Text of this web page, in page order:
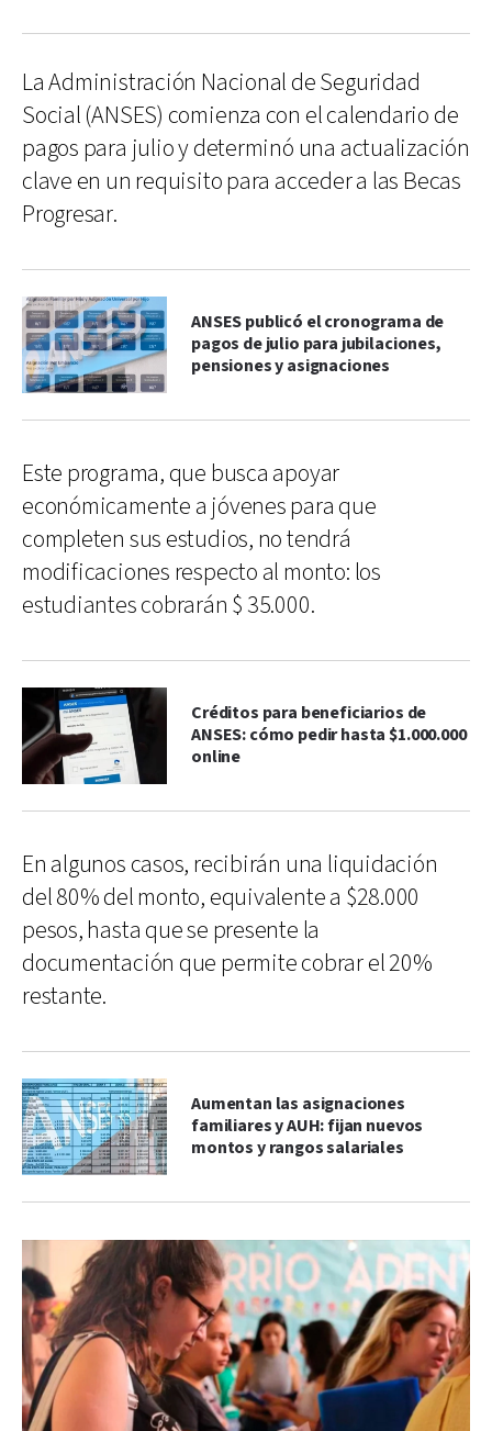
La Administración Nacional de Seguridad
Social (ANSES) comienza con el calendario de
pagos para julio y determinó una actualización
clave en un requisito para acceder a las Becas
Progresar.
ANSES publicó el cronograma de
pagos de julio para jubilaciones,
pensiones y asignaciones
Este programa, que busca apoyar
económicamente a jóvenes para que
completen sus estudios, no tendrá
modificaciones respecto al monto: los
estudiantes cobrarán $ 35.000.
Créditos para beneficiarios de
ANSES: cómo pedir hasta $1.000.000
online
En algunos casos, recibirán una liquidación
del 80% del monto, equivalente a $28.000
pesos, hasta que se presente la
documentación que permite cobrar el 20%
restante.
Aumentan las asignaciones
familiares y AUH: fijan nuevos
montos y rangos salariales